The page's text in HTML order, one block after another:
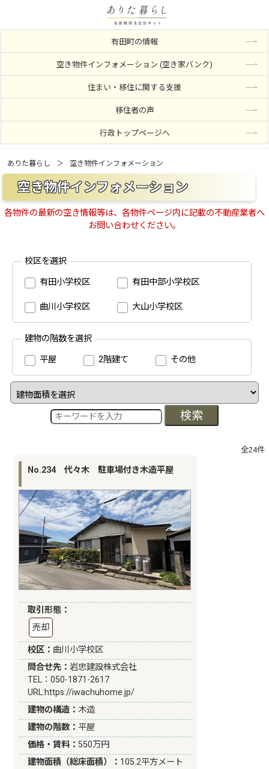
有田町の情報
空き物件インフォメーション (空き家バンク)
住まい・移住に関する支援
移住者の声
行政トップページへ
ありた暮らし 空き物件インフォメーション
空き物件インフォメーション
各物件の最新の空き情報等は、各物件ページ内に記載の不動産業者へ
お問い合わせください。
校区を選択
有田小学校区 有田中部小学校区
曲川小学校区 大山小学校区
建物の階数を選択
平屋 2階建て その他
検索
全24件
No.234 代々木 駐車場付き木造平屋
取引形態：
売却
校区： 曲川小学校区
問合せ先：岩忠建設株式会社
TEL：050-1871-2617
URL:https://iwachuhome.jp/
建物の構造： 木造
建物の階数： 平屋
価格・賃料：550万円
建物面積（総床面積）： 105.2平方メート